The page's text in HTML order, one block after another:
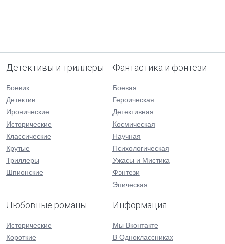
Детективы и триллеры
Боевик
Детектив
Иронические
Исторические
Классические
Крутые
Триллеры
Шпионские
Фантастика и фэнтези
Боевая
Героическая
Детективная
Космическая
Научная
Психологическая
Ужасы и Мистика
Фэнтези
Эпическая
Любовные романы
Исторические
Короткие
Информация
Мы Вконтакте
В Одноклассниках